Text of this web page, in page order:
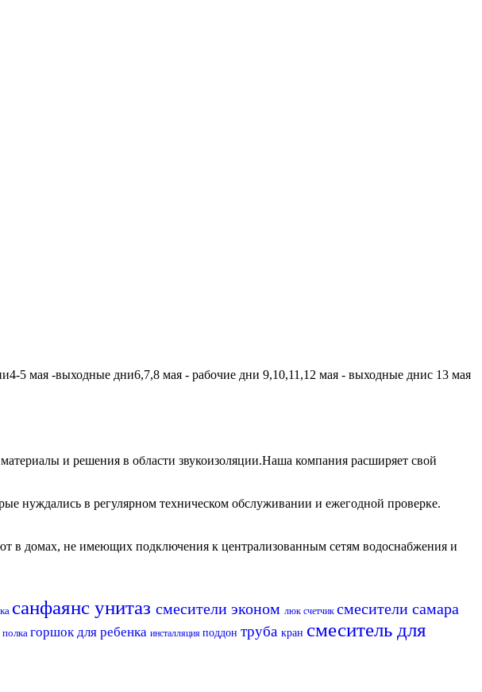
5 мая -выходные дни6,7,8 мая - рабочие дни 9,10,11,12 мая - выходные днис 13 мая
и решения в области звукоизоляции.Наша компания расширяет свой
нуждались в регулярном техническом обслуживании и ежегодной проверке.
в домах, не имеющих подключения к централизованным сетям водоснабжения и
санфаянс унитаз смесители эконом люк счетчик смесители самара
полка горшок для ребенка инсталляция поддон труба кран смеситель для